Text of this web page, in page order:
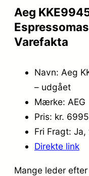
Aeg
Varefakta
Navn: Aeg
– udgået
Mærke: AEG
Pris: kr.
Fri Fragt:
Direkte link
Mange leder